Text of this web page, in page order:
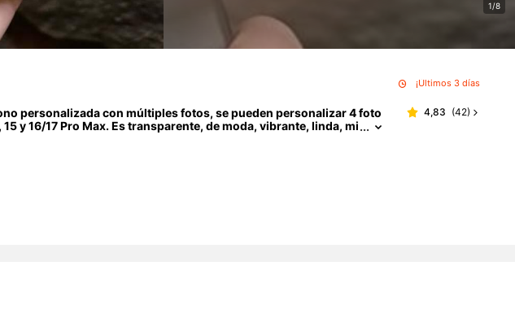
1/8
¡Últimos 3 días
personalizada con múltiples fotos, se pueden personalizar 4 foto
y 16/17 Pro Max. Es transparente, de moda, vibrante, linda, mi
4,83 (42)